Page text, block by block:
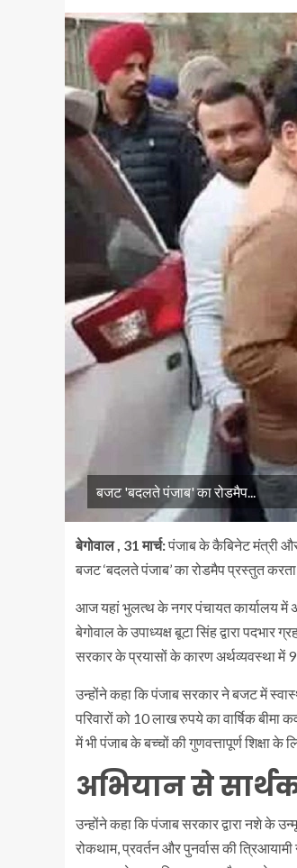
बजट 'बदलते पंजाब' का रोडमैप...
बेगोवाल, 31 मार्च:पंजाब के कैबिनेट मंत्री और
बजट ‘बदलते पंजाब’ का रोडमैप प्रस्तुत
आज यहां भुलत्थ के नगर पंचायत कार्यालय में
बेगोवाल के उपाध्यक्ष बूटा सिंह द्वारा
सरकार के प्रयासों के कारण अर्थव्यवस्था में 9
उन्होंने कहा कि पंजाब सरकार ने बजट में
परिवारों को 10 लाख रुपये का वार्षिक
में भी पंजाब के बच्चों की गुणवत्तापूर्ण
अभियान से सार्थक
उन्होंने कहा कि पंजाब सरकार द्वारा नशे के
रोकथाम, प्रवर्तन और पुनर्वास की